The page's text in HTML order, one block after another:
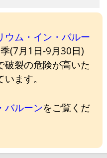
ウム・イン・バルー
(7月1日-9月30日)
破裂の危険が高いた
ます。
バルーンをご覧くだ